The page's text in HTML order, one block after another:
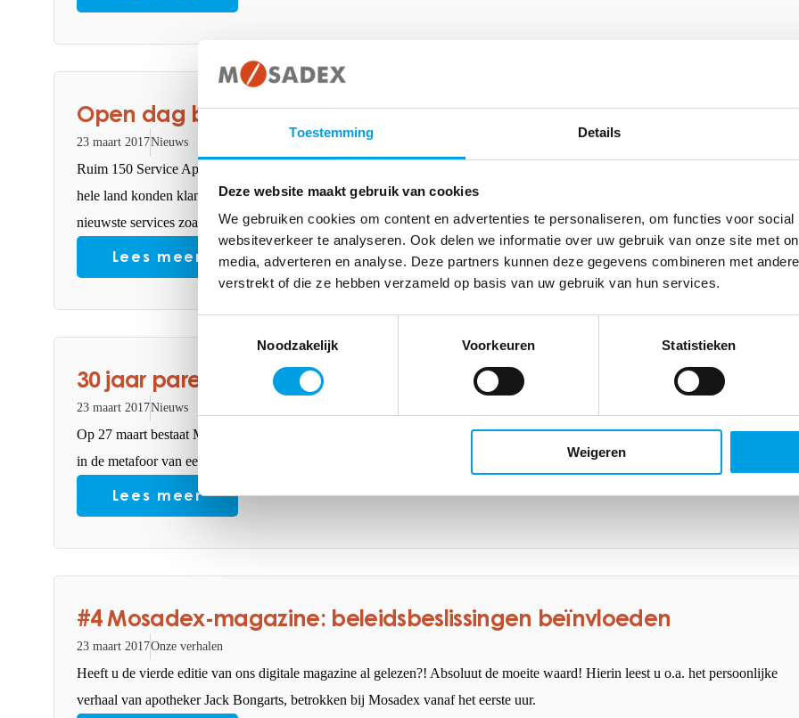
Toestemming Details
Deze website maakt gebruik van cookies
We gebruiken cookies om content en advertenties te personaliseren, om functies voor
websiteverkeer te analyseren. Ook delen we informatie over uw gebruik van onze site met
media, adverteren en analyse. Deze partners kunnen deze gegevens combineren met
verstrekt of die ze hebben verzameld op basis van uw gebruik van hun services.
Noodzakelijk
Voorkeuren Statistieken
Weigeren
Open dag bij Service Apotheken goed ontvangen
23 maart 2017Nieuws
Ruim 150 Service Apotheken openden op zaterdag 18 maart hun deuren voor een kijkje achter de schermen. Verspreid door het
hele land konden klanten en niet-klanten bij deze apotheken terecht voor een rondleiding door de apotheek, uitleg over de
nieuwste services zoals de Service Apotheek-app en extra korting op het huismerkassortiment.
Lees meer
30 jaar parel in de farmaceutische zorg!
23 maart 2017Nieuws
Op 27 maart bestaat Mosadex 30 jaar. Het jaar 2017 staat in het teken van ons ‘paarlen jubileum’. Waarom Mosadex zich
in de metafoor van een parel?
Lees meer
#4 Mosadex-magazine: beleidsbeslissingen beïnvloeden
23 maart 2017Onze verhalen
Heeft u de vierde editie van ons digitale magazine al gelezen?! Absoluut de moeite waard! Hierin leest u o.a. het persoonlijke
verhaal van apotheker Jack Bongarts, betrokken bij Mosadex vanaf het eerste uur.